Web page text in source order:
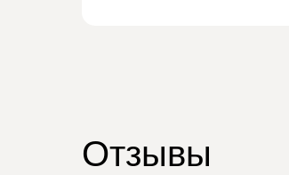
Отзывы